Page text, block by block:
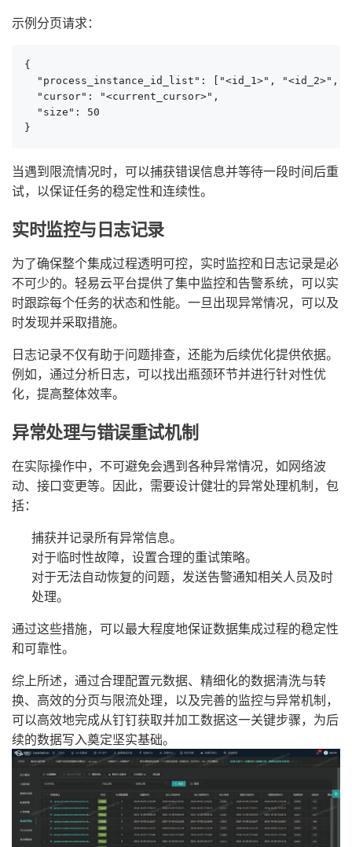
示例分页请求：
{
"process_instance_id_list": ["<id_1>", "<id_2>",
  "cursor": "<current_cursor>",
  "size": 50
}
当遇到限流情况时，可以捕获错误信息并等待一段时间后重
试，以保证任务的稳定性和连续性。
实时监控与日志记录
为了确保整个集成过程透明可控，实时监控和日志记录是必
不可少的。轻易云平台提供了集中监控和告警系统，可以实
时跟踪每个任务的状态和性能。一旦出现异常情况，可以及
时发现并采取措施。
日志记录不仅有助于问题排查，还能为后续优化提供依据。
例如，通过分析日志，可以找出瓶颈环节并进行针对性优
化，提高整体效率。
异常处理与错误重试机制
在实际操作中，不可避免会遇到各种异常情况，如网络波
动、接口变更等。因此，需要设计健壮的异常处理机制，包
括：
捕获并记录所有异常信息。
对于临时性故障，设置合理的重试策略。
对于无法自动恢复的问题，发送告警通知相关人员及时
处理。
通过这些措施，可以最大程度地保证数据集成过程的稳定性
和可靠性。
综上所述，通过合理配置元数据、精细化的数据清洗与转
换、高效的分页与限流处理，以及完善的监控与异常机制，
可以高效地完成从钉钉获取并加工数据这一关键步骤，为后
续的数据写入奠定坚实基础。